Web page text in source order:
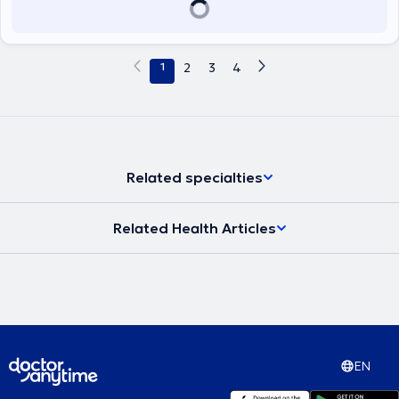
1 2 3 4
Related specialties
Related Health Articles
EN